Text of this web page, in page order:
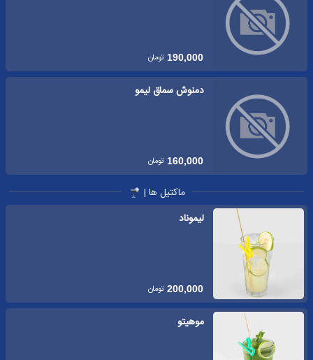
190,000 تومان
دمنوش سماق لیمو
160,000 تومان
ماکتیل ها |
لیموناد
200,000 تومان
موهیتو